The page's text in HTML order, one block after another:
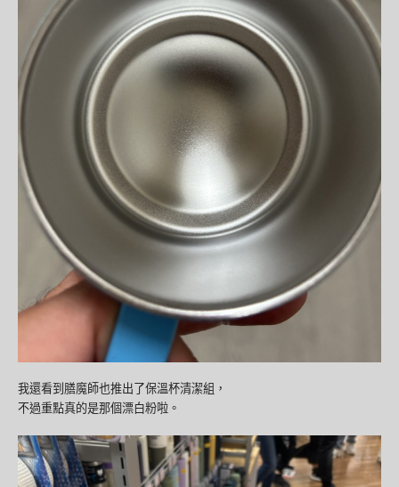
我還看到膳魔師也推出了保溫杯清潔組，
不過重點真的是那個漂白粉啦。